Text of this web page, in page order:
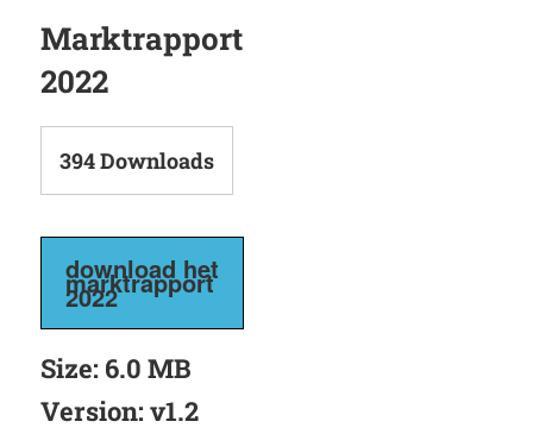
Marktrapport
2022
394Downloads
download het
marktrapport
2022
Size: 6.0 MB
Version: v1.2